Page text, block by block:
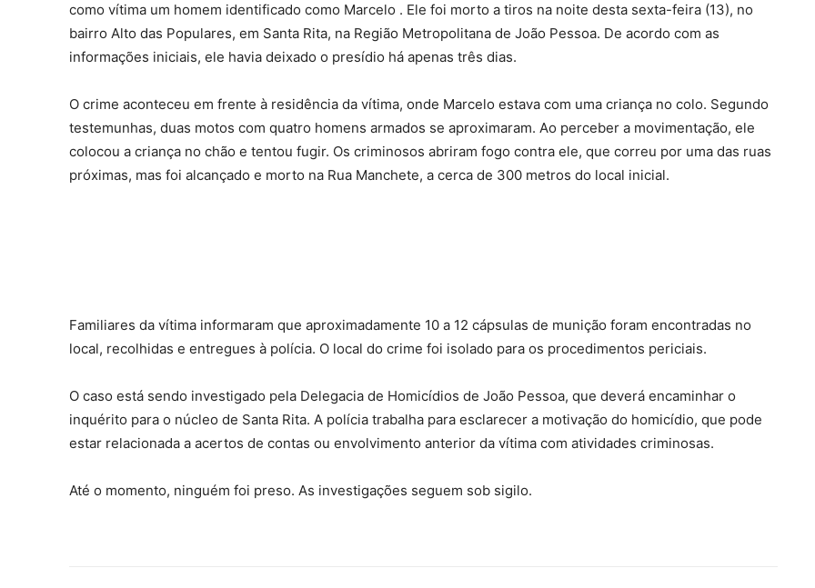
como vítima um homem identificado como Marcelo . Ele foi morto a tiros na noite desta sexta-feira (13), no
bairro Alto das Populares, em Santa Rita, na Região Metropolitana de João Pessoa. De acordo com as
informações iniciais, ele havia deixado o presídio há apenas três dias.
O crime aconteceu em frente à residência da vítima, onde Marcelo estava com uma criança no colo. Segundo
testemunhas, duas motos com quatro homens armados se aproximaram. Ao perceber a movimentação, ele
colocou a criança no chão e tentou fugir. Os criminosos abriram fogo contra ele, que correu por uma das ruas
próximas, mas foi alcançado e morto na Rua Manchete, a cerca de 300 metros do local inicial.
Familiares da vítima informaram que aproximadamente 10 a 12 cápsulas de munição foram encontradas no
local, recolhidas e entregues à polícia. O local do crime foi isolado para os procedimentos periciais.
O caso está sendo investigado pela Delegacia de Homicídios de João Pessoa, que deverá encaminhar o
inquérito para o núcleo de Santa Rita. A polícia trabalha para esclarecer a motivação do homicídio, que pode
estar relacionada a acertos de contas ou envolvimento anterior da vítima com atividades criminosas.
Até o momento, ninguém foi preso. As investigações seguem sob sigilo.